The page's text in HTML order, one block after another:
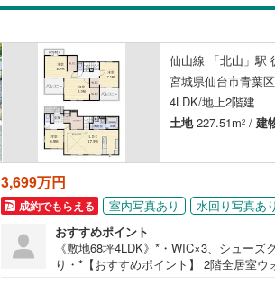
仙山線 「北山」駅
宮城県仙台市青葉
4LDK/地上2階建
土地227.51m2 / 建
3,699万円
成約でもらえる 室内写真あり
水回り写真あり
おすすめポイント
《敷地68坪4LDK》*・WIC×3、シュー
り・*【おすすめポイント】 2階全居室
オンライン内見(相談)可（1）
オンライン対応とは？